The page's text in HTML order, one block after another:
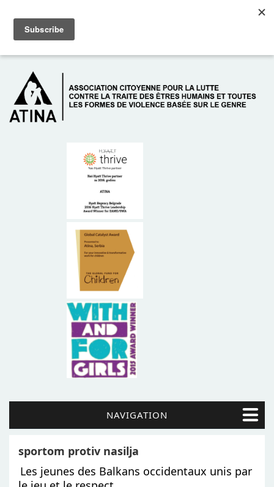
À PROPOS DE NOUS
NAVIGATION
sportom protiv nasilja
Les jeunes des Balkans occidentaux unis par